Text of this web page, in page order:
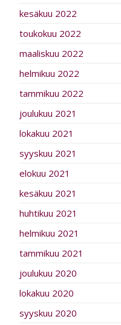
kesäkuu 2022
toukokuu 2022
maaliskuu 2022
helmikuu 2022
tammikuu 2022
joulukuu 2021
lokakuu 2021
syyskuu 2021
elokuu 2021
kesäkuu 2021
huhtikuu 2021
helmikuu 2021
tammikuu 2021
joulukuu 2020
lokakuu 2020
syyskuu 2020